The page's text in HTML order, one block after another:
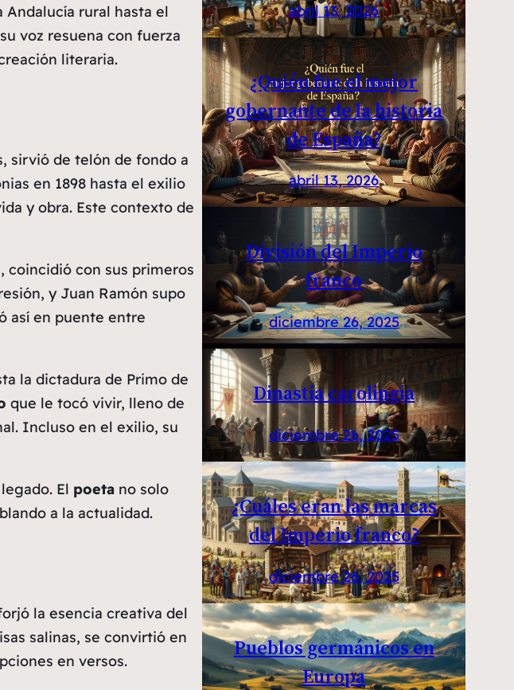
Andalucía rural hasta el
voz resuena con fuerza
literaria.
sirvió de telón de fondo a
en 1898 hasta el exilio
y obra. Este contexto de
coincidió con sus primeros
y Juan Ramón supo
así en puente entre
la dictadura de Primo de
que le tocó vivir, lleno de
Incluso en el exilio, su
El poetano solo
a la actualidad.
la esencia creativa del
salinas, se convirtió en
en versos.
abril 13, 2026
¿Quién fue el mejor
gobernante de la historia
de España?
abril 13, 2026
División del Imperio
franco
diciembre 26, 2025
Dinastía carolingia
diciembre 26, 2025
¿Cuáles eran las marcas
del Imperio franco?
diciembre 26, 2025
Pueblos germánicos en
Europa